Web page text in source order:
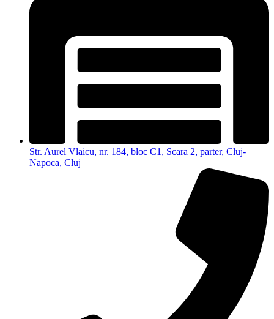
Str. Aurel Vlaicu, nr. 184, bloc C1, Scara 2, parter, Cluj-
Napoca, Cluj